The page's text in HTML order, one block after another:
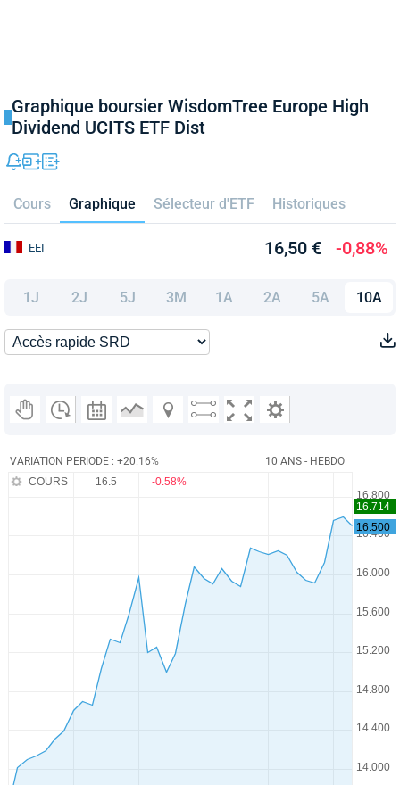
Graphique boursier WisdomTree Europe High
Dividend UCITS ETF Dist
Cours Graphique Sélecteur d'ETF Historiques
EEI 16,50 € -0,88%
1J 2J 5J 3M 1A 2A 5A 10A
VARIATION PERIODE : +20.16% 10 ANS - HEBDO
COURS 16.5 -0.58%